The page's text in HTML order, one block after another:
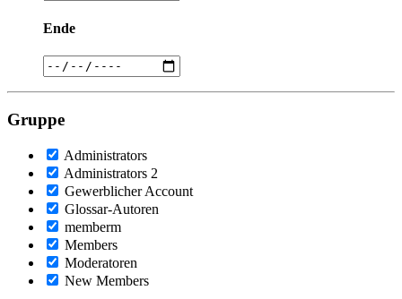
Ende
Gruppe
Administrators
Administrators 2
Gewerblicher Account
Glossar-Autoren
memberm
Members
Moderatoren
New Members